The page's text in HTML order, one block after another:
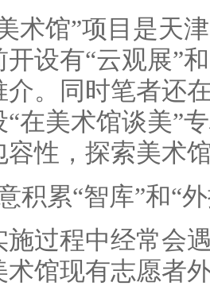
术馆”项目是天
设有“云观展”
介。同时笔者还
“在美术馆谈美”
容性，探索美术
积累“智库”和“
施过程中经常会
术馆现有志愿者